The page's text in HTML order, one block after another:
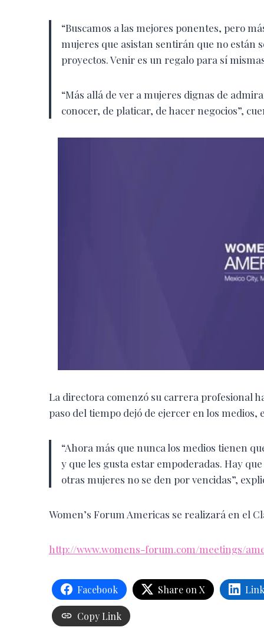
“Buscamos a las mejores ponentes, pero
mujeres que asistan sentirán que no están
proyectos. Venir es un regalo para sí
“Más allá de ver a mujeres dignas de
conocer, de platicar, de hacer negocios”,
La directora comenzó su carrera profesional
paso del tiempo dejó de ejercer en los
“Ahora más que nunca los medios tienen
y que les gusta estar empoderadas. Hay
otras mujeres no se den por vencidas”,
Women’s Forum Americas se realizará en el
http://www.womens-forum.com/meetings/
Facebook Share on X
Copy Link